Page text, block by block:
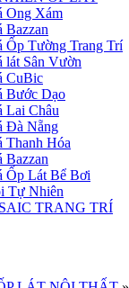
Ong Xám
Bazzan
Ốp Tường Trang Trí
lát Sân Vườn
CuBic
Bước Dạo
Lai Châu
Đà Nẵng
Thanh Hóa
Bazzan
Ốp Lát Bể Bơi
Tự Nhiên
TRANG TRÍ